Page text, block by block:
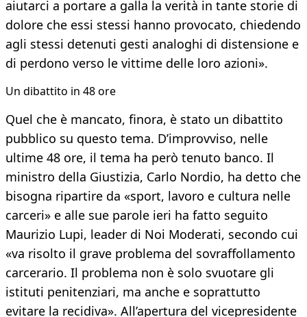
aiutarci a portare a galla la verità in tante storie di
dolore che essi stessi hanno provocato, chiedendo
agli stessi detenuti gesti analoghi di distensione e
di perdono verso le vittime delle loro azioni».
Un dibattito in 48 ore
Quel che è mancato, finora, è stato un dibattito
pubblico su questo tema. D’improvviso, nelle
ultime 48 ore, il tema ha però tenuto banco. Il
ministro della Giustizia, Carlo Nordio, ha detto che
bisogna ripartire da «sport, lavoro e cultura nelle
carceri» e alle sue parole ieri ha fatto seguito
Maurizio Lupi, leader di Noi Moderati, secondo cui
«va risolto il grave problema del sovraffollamento
carcerario. Il problema non è solo svuotare gli
istituti penitenziari, ma anche e soprattutto
evitare la recidiva». All’apertura del vicepresidente